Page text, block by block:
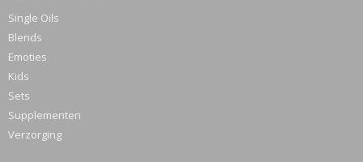
Single Oils
Blends
Emoties
Kids
Sets
Supplementen
Verzorging